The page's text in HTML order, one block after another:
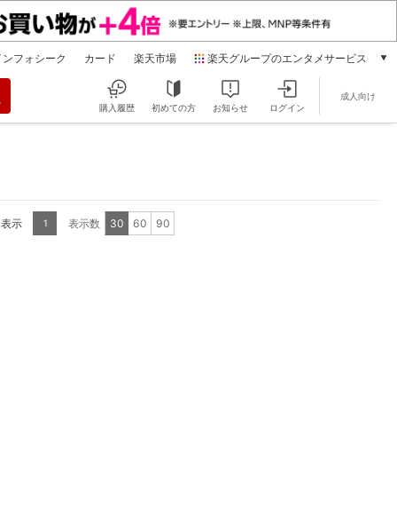
ンフォシーク カード 楽天市場 楽天グループのエンタメサービス
本/ゲーム/CD/DVD
動画配信
購入履歴 初めての方 お知らせ ログイン
成人向け
示 1 表示数 30 60 90